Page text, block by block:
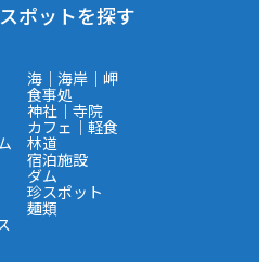
ポットを探す
海｜海岸｜岬
食事処
神社｜寺院
カフェ｜軽食
林道
宿泊施設
ダム
珍スポット
麺類